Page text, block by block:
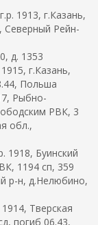
1913, г.Казань,
Северный Рейн-
д. 1353
г.Казань,
Польша
Рыбно-
РВК, 3
обл.,
Буинский
1194 сп, 359
р-н, д.Нелюбино,
Тверская
погиб 06.43,